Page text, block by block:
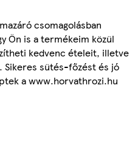
csomagolásban
Ön is a termékeim közül
kedvenc ételeit, illetve
Sikeres sütés-főzést és jó
a www.horvathrozi.hu